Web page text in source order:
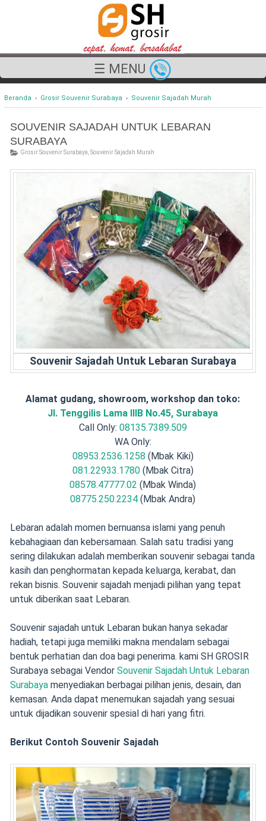
☰ MENU
Beranda › Grosir Souvenir Surabaya › Souvenir Sajadah Murah
SOUVENIR SAJADAH UNTUK LEBARAN
SURABAYA
Grosir Souvenir Surabaya Souvenir Sajadah Murah
Souvenir Sajadah Untuk Lebaran Surabaya
Alamat gudang, showroom, workshop dan toko:
Jl. Tenggilis Lama IIIB No.45, Surabaya
Call Only: 08135.7389.509
WA Only:
08953.2536.1258 (Mbak Kiki)
081.22933.1780(Mbak Citra)
08578.47777.02 (Mbak Winda)
08775.250.2234 (Mbak Andra)
Lebaran adalah momen bernuansa islami yang penuh
kebahagiaan dan kebersamaan. Salah satu tradisi yang
sering dilakukan adalah memberikan souvenir sebagai tanda
kasih dan penghormatan kepada keluarga, kerabat, dan
rekan bisnis. Souvenir sajadah menjadi pilihan yang tepat
untuk diberikan saat Lebaran.
Souvenir sajadah untuk Lebaran bukan hanya sekadar
hadiah, tetapi juga memiliki makna mendalam sebagai
bentuk perhatian dan doa bagi penerima. kami SH GROSIR
Surabaya sebagai Vendor Souvenir Sajadah Untuk Lebaran
Surabayamenyediakan berbagai pilihan jenis, desain, dan
kemasan. Anda dapat menemukan sajadah yang sesuai
untuk dijadikan souvenir spesial di hari yang fitri.
Berikut Contoh Souvenir Sajadah